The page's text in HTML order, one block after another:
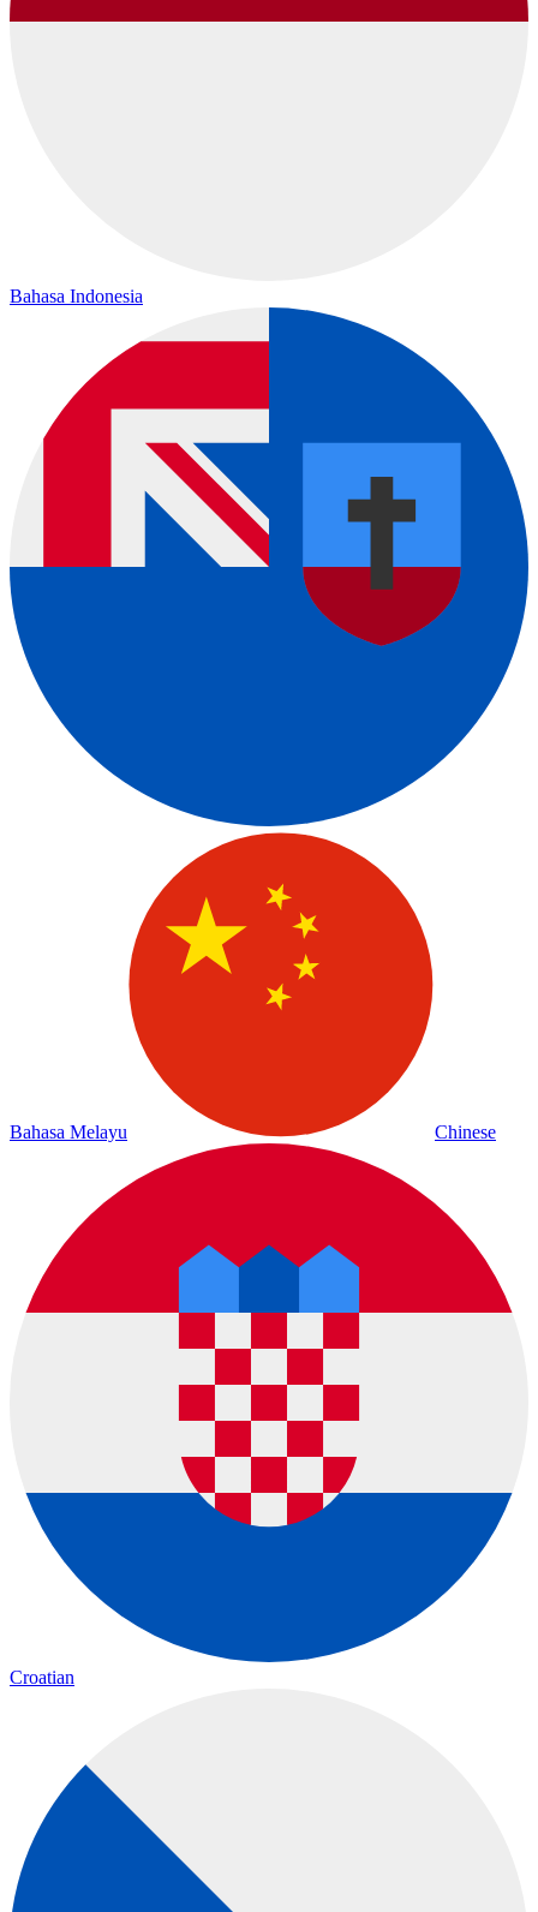
Bahasa Indonesia
Bahasa Melayu Chinese
Croatian